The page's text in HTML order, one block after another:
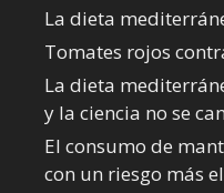
La dieta
Tomates rojos
La dieta
y la ciencia no se
El consumo de
con un riesgo más